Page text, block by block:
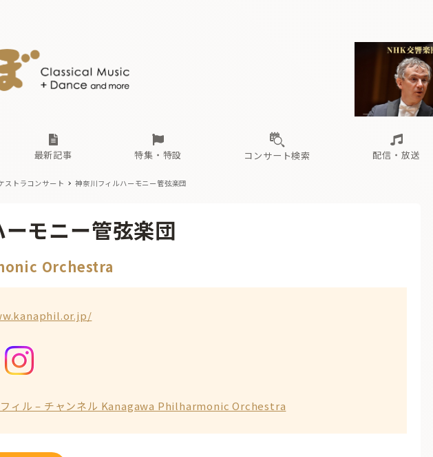
最新記事
古楽とその先と オーケストラの楽屋から
過去の連載
特集・特設
現場のプロが推す！間違いないオーケストラコンサート
コンサート検索 配信・放送
無料ライブ配信スケジュール
か さ た
古楽とその先と Aからの眺望
無料ライブ配信スケジュール
あ か さ
ストラコンサート 神奈川フィルハーモニー管弦楽団
モニー管弦楽団
Orchestra
ィル – チャンネル Kanagawa Philharmonic Orchestra